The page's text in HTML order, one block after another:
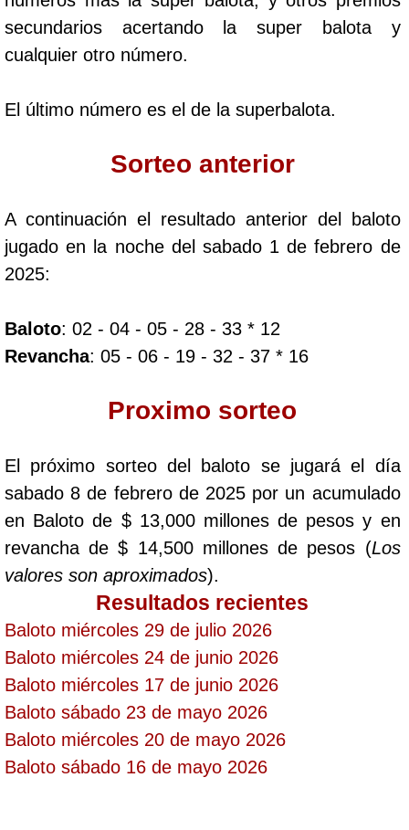
Paisita Día
Pick 3 Noche
Pick 4 Noche
Pijao de Oro
Saman de la suerte
Sinuano Día
Sinuano Noche
Super Chontico Noche
secundarios acertando la super balota y
cualquier otro número.
El último número es el de la superbalota.
Sorteo anterior
A continuación el resultado anterior del baloto
jugado en la noche del sabado 1 de febrero de
2025:
Baloto: 02 - 04 - 05 - 28 - 33 * 12
Revancha: 05 - 06 - 19 - 32 - 37 * 16
Proximo sorteo
El próximo sorteo del baloto se jugará el día
sabado 8 de febrero de 2025 por un acumulado
en Baloto de $ 13,000 millones de pesos y en
revancha de $ 14,500 millones de pesos (Los
valores son aproximados).
Resultados recientes
Baloto miércoles 29 de julio 2026
Baloto miércoles 24 de junio 2026
Baloto miércoles 17 de junio 2026
Baloto sábado 23 de mayo 2026
Baloto miércoles 20 de mayo 2026
Baloto sábado 16 de mayo 2026